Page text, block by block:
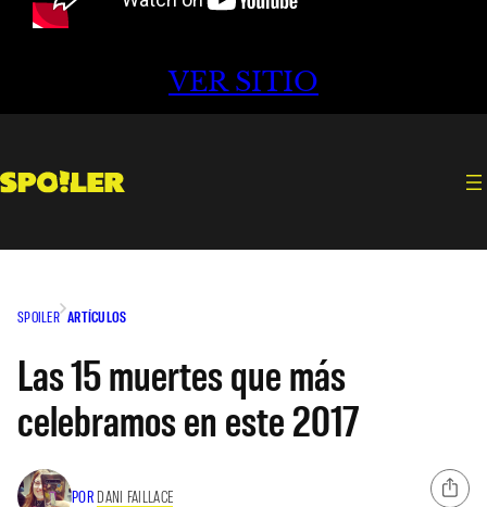
VER SITIO
SPOILER ARTÍCULOS
Las 15 muertes que más
celebramos en este 2017
POR DANI FAILLACE